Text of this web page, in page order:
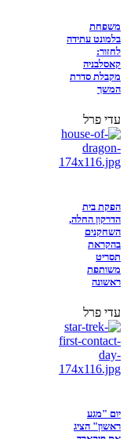
משפחת
בלמונט עתידה
לחזור:
קאסלבניה
מקבלת סדרת
המשך
עדי פרל
הפקת בית
הדרקון החלה,
השחקנים
בהקראת
תסריט
משותפת
ראשונה
עדי פרל
יום "מגע
ראשון" הציג